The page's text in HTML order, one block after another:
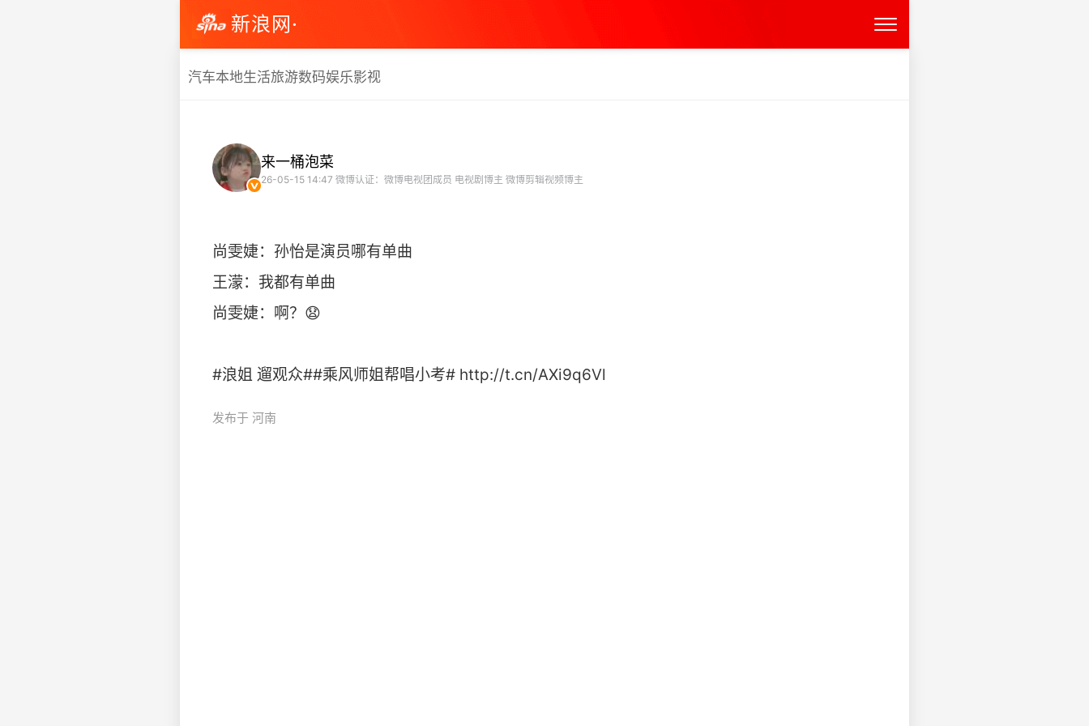
新浪网·
汽车本地生活旅游数码娱乐影视
来一桶泡菜
26-05-15 14:47 微博认证：微博电视团成员 电视剧博主 微博剪辑视频博主
尚雯婕：孙怡是演员哪有单曲
王濛：我都有单曲
尚雯婕：啊？😧
#浪姐 遛观众##乘风师姐帮唱小考# http://t.cn/AXi9q6Vl ​
发布于 河南